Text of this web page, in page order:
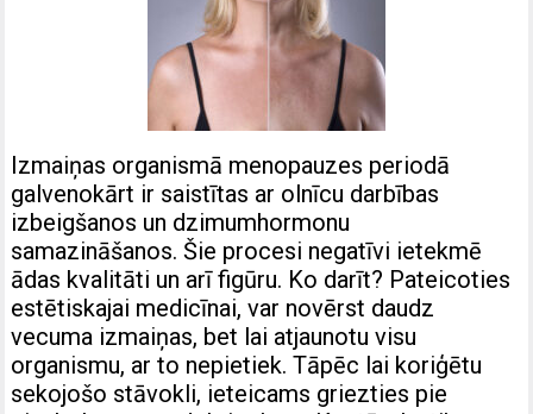
Izmaiņas organismā menopauzes periodā
galvenokārt ir saistītas ar olnīcu darbības
izbeigšanos un dzimumhormonu
samazināšanos. Šie procesi negatīvi ietekmē
ādas kvalitāti un arī figūru. Ko darīt? Pateicoties
estētiskajai medicīnai, var novērst daudz
vecuma izmaiņas, bet lai atjaunotu visu
organismu, ar to nepietiek. Tāpēc lai koriģētu
sekojošo stāvokli, ieteicams griezties pie